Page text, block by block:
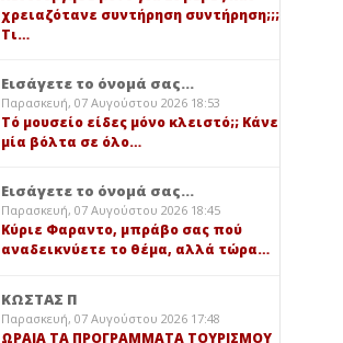
χρειαζότανε συντήρηση συντήρηση;;;
Τι…
Εισάγετε το όνομά σας...
Παρασκευή, 07 Αυγούστου 2026 18:53
Τό μουσείο είδες μόνο κλειστό;; Κάνε
μία βόλτα σε όλο…
Εισάγετε το όνομά σας...
Παρασκευή, 07 Αυγούστου 2026 18:45
Κύριε Φαραντο, μπράβο σας πού
αναδεικνύετε το θέμα, αλλά τώρα…
ΚΩΣΤΑΣ Π
Παρασκευή, 07 Αυγούστου 2026 17:48
ΩΡΑΙΑ ΤΑ ΠΡΟΓΡΑΜΜΑΤΑ ΤΟΥΡΙΣΜΟΥ